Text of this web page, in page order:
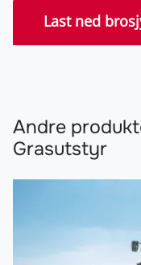
Last ned
Andre
Grasutstyr